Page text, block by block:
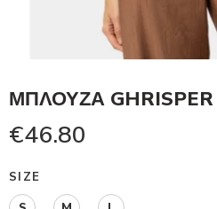
ΜΠΛΟΥΖΑ GHRISPER
€46.80
SIZE